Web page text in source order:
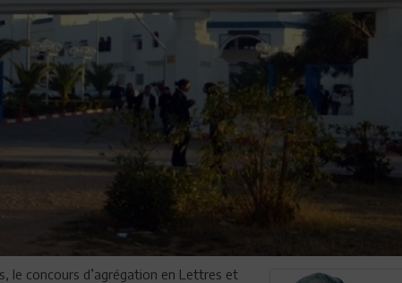
le concours d’agrégation en Lettres et